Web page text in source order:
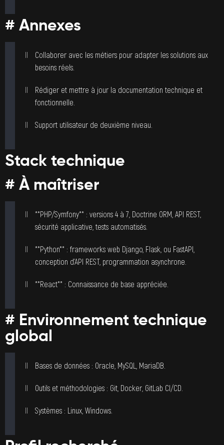
# Annexes
Collaborer avec les métiers pour adapter les solutions aux
besoins réels.
Rédiger et mettre à jour la documentation technique et
fonctionnelle.
Support utilisateur de deuxième niveau.
Stack technique
# À maîtriser
**PHP/Symfony** : versions 4 à 7, Doctrine ORM, API REST,
sécurité applicative, tests automatisés.
**Python** : frameworks web Django, Flask, ou FastAPI,
conception d’API REST, programmation asynchrone.
**React** : Connaissance de base appréciée.
# Environnement technique
global
Bases de données : Oracle, MySQL, MariaDB.
Outils et méthodologies : Git, Docker, GitLab CI/CD.
Systèmes : Linux, Windows.